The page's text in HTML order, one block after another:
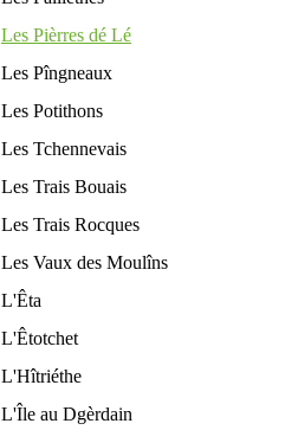
Les Pièrres dé Lé
Les Pîngneaux
Les Potithons
Les Tchennevais
Les Trais Bouais
Les Trais Rocques
Les Vaux des Moulîns
L'Êta
L'Êtotchet
L'Hîtriéthe
L'Île au Dgèrdain